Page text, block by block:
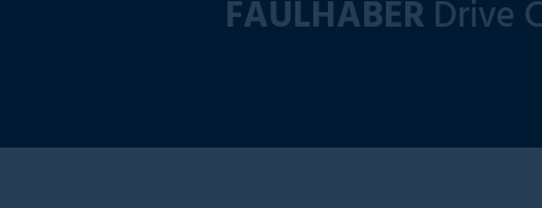
FAULHABER Drive